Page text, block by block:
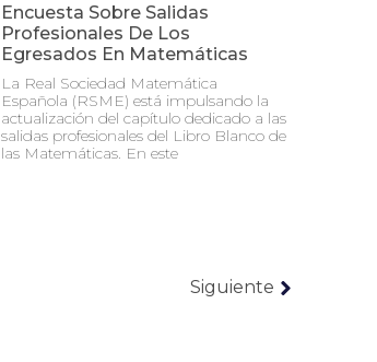
Encuesta Sobre Salidas
Profesionales De Los
Egresados En Matemáticas
La Real Sociedad Matemática
Española (RSME) está impulsando la
actualización del capítulo dedicado a las
salidas profesionales del Libro Blanco de
las Matemáticas. En este
Siguiente